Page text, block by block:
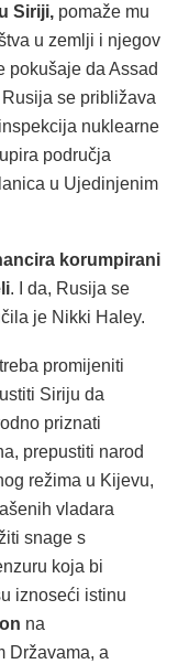
Siriji, pomaže mu
u zemlji i njegov
pokušaje da Assad
se približava
nuklearne
područja
u Ujedinjenim
korumpirani
. I da, Rusija se
je Nikki Haley.
promijeniti
Siriju da
priznati
prepustiti narod
režima u Kijevu,
vladara
snage s
koja bi
iznoseći istinu
na
Državama, a